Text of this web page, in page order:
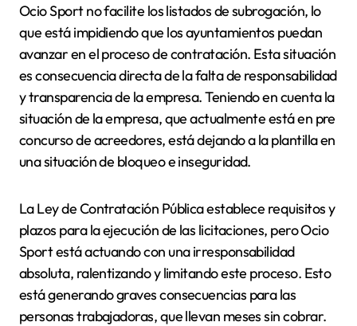
Ocio Sport no facilite los listados de subrogación, lo
que está impidiendo que los ayuntamientos puedan
avanzar en el proceso de contratación. Esta situación
es consecuencia directa de la falta de responsabilidad
y transparencia de la empresa. Teniendo en cuenta la
situación de la empresa, que actualmente está en pre
concurso de acreedores, está dejando a la plantilla en
una situación de bloqueo e inseguridad.
La Ley de Contratación Pública establece requisitos y
plazos para la ejecución de las licitaciones, pero Ocio
Sport está actuando con una irresponsabilidad
absoluta, ralentizando y limitando este proceso. Esto
está generando graves consecuencias para las
personas trabajadoras, que llevan meses sin cobrar.